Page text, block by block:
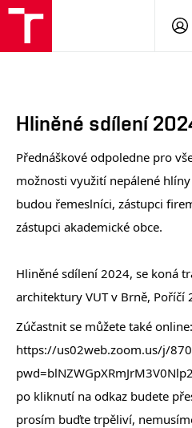
Hliněné sdílení
Přednáškové odpoledne pro
možnosti využití nepálené
budou řemeslníci, zástupci
zástupci akademické obce.
Hliněné sdílení 2024, se koná
architektury VUT v Brně, Poříčí
Zúčastnit se můžete také online:
https://us02web.zoom.us/j/
po kliknutí na odkaz budete
prosím buďte trpěliví,